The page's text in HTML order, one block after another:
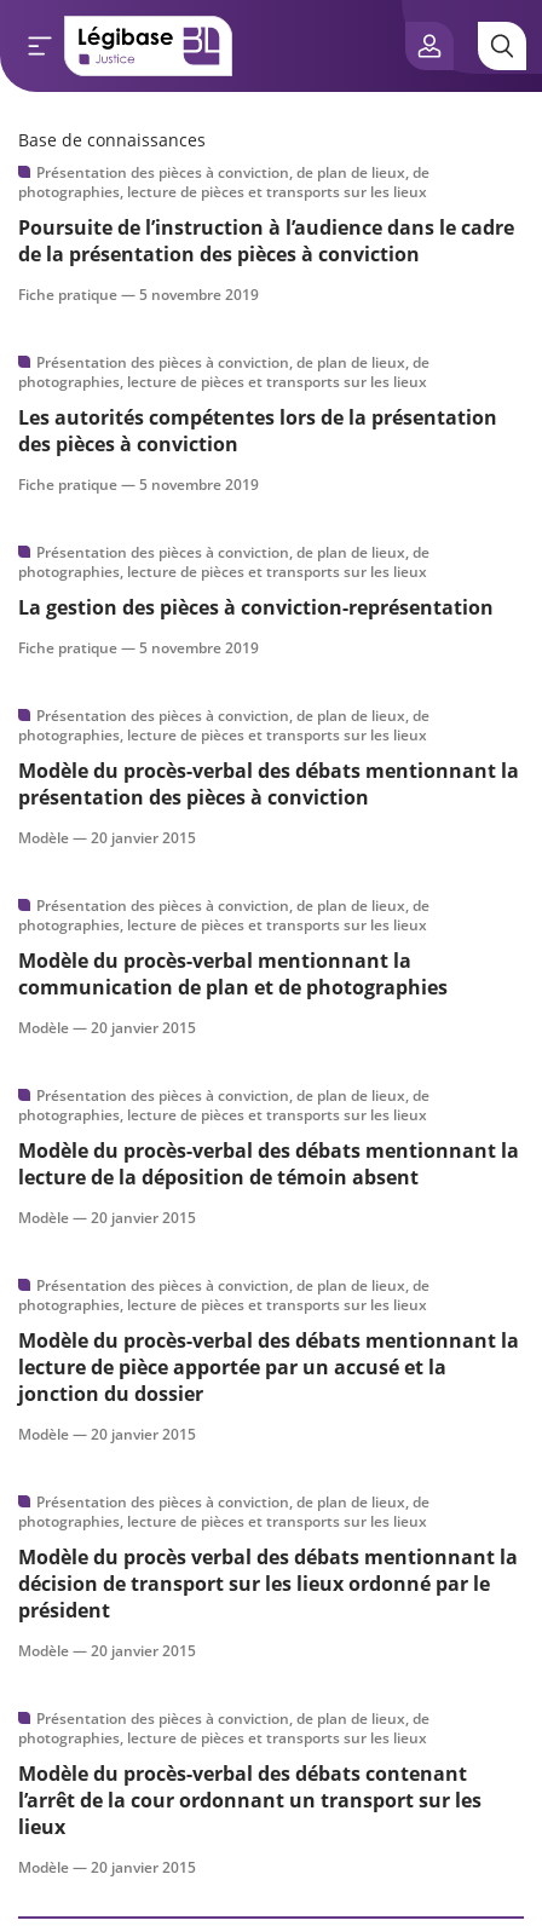
connaissances
de l’expert
Base de connaissances
Présentation des pièces à conviction, de plan de lieux, de
photographies, lecture de pièces et transports sur les lieux
Poursuite de l’instruction à l’audience dans le cadre
de la présentation des pièces à conviction
Fiche pratique —5 novembre 2019
Présentation des pièces à conviction, de plan de lieux, de
photographies, lecture de pièces et transports sur les lieux
Les autorités compétentes lors de la présentation
des pièces à conviction
Fiche pratique —5 novembre 2019
Présentation des pièces à conviction, de plan de lieux, de
photographies, lecture de pièces et transports sur les lieux
La gestion des pièces à conviction-représentation
Fiche pratique —5 novembre 2019
Présentation des pièces à conviction, de plan de lieux, de
photographies, lecture de pièces et transports sur les lieux
Modèle du procès-verbal des débats mentionnant la
présentation des pièces à conviction
Modèle —20 janvier 2015
Présentation des pièces à conviction, de plan de lieux, de
photographies, lecture de pièces et transports sur les lieux
Modèle du procès-verbal mentionnant la
communication de plan et de photographies
Modèle —20 janvier 2015
Présentation des pièces à conviction, de plan de lieux, de
photographies, lecture de pièces et transports sur les lieux
Modèle du procès-verbal des débats mentionnant la
lecture de la déposition de témoin absent
Modèle —20 janvier 2015
Présentation des pièces à conviction, de plan de lieux, de
photographies, lecture de pièces et transports sur les lieux
Modèle du procès-verbal des débats mentionnant la
lecture de pièce apportée par un accusé et la
jonction du dossier
Modèle —20 janvier 2015
Présentation des pièces à conviction, de plan de lieux, de
photographies, lecture de pièces et transports sur les lieux
Modèle du procès verbal des débats mentionnant la
décision de transport sur les lieux ordonné par le
président
Modèle —20 janvier 2015
Présentation des pièces à conviction, de plan de lieux, de
photographies, lecture de pièces et transports sur les lieux
Modèle du procès-verbal des débats contenant
l’arrêt de la cour ordonnant un transport sur les
lieux
Modèle —20 janvier 2015